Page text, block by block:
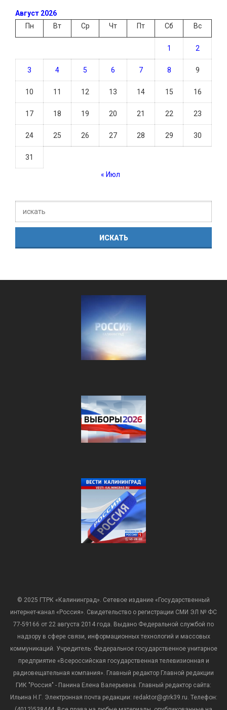
Август 2026
Пн
Вт Ср Чт Пт Сб Вс
1 2
3 4 5 6 7 8 9
10 11 12 13 14 15 16
17 18 19 20 21 22 23
24 25 26 27 28 29 30
31
« Июл
© 2025 ГТРК «Калининград». Сетевое издание «Государственный
интернет-канал «Россия». Свидетельство о регистрации СМИ ЭЛ № ФС
77-59166 от 22 августа 2014 года. Выдано Федеральной службой по
надзору в сфере связи, информационных технологий и массовых
коммуникаций. Учредитель: Федеральное государственное унитарное
предприятие «Всероссийская государственная телевизионная и
радиовещательная компания». Главный редактор Главной редакции
ГИК "Россия" - Панина Елена Валерьевна. Главный редактор сайта:
Ильина Н.Г. Электронная почта редакции: redaktor@gtrk39.ru. Телефон: